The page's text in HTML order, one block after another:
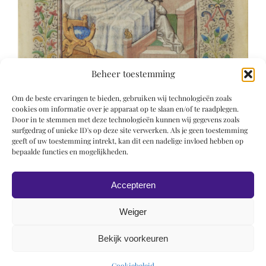
Beheer toestemming
Om de beste ervaringen te bieden, gebruiken wij technologieën zoals
cookies om informatie over je apparaat op te slaan en/of te raadplegen.
Door in te stemmen met deze technologieën kunnen wij gegevens zoals
surfgedrag of unieke ID's op deze site verwerken. Als je geen toestemming
geeft of uw toestemming intrekt, kan dit een nadelige invloed hebben op
bepaalde functies en mogelijkheden.
Accepteren
Weiger
Bekijk voorkeuren